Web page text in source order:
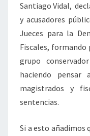
Santiago Vidal,
y acusadores
Jueces para la
Fiscales,
grupo
haciendo
magistrados y
sentencias.
Si a esto añadimos